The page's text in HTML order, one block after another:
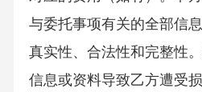
与委托事项有关的全部信
真实性、合法性和完整性
信息或资料导致乙方遭受